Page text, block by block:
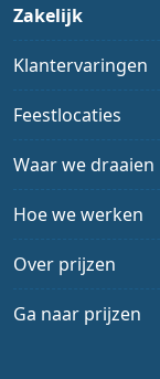
Zakelijk
Klantervaringen
Feestlocaties
Waar we draaien
Hoe we werken
Over prijzen
Ga naar prijzen